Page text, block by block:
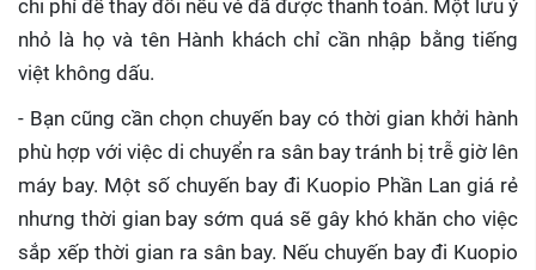
chi phí để thay đổi nếu vé đã được thanh toán. Một lưu ý
nhỏ là họ và tên Hành khách chỉ cần nhập bằng tiếng
việt không dấu.
- Bạn cũng cần chọn chuyến bay có thời gian khởi hành
phù hợp với việc di chuyển ra sân bay tránh bị trễ giờ lên
máy bay. Một số chuyến bay đi Kuopio Phần Lan giá rẻ
nhưng thời gian bay sớm quá sẽ gây khó khăn cho việc
sắp xếp thời gian ra sân bay. Nếu chuyến bay đi Kuopio